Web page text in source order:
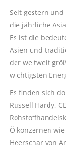
Seit gestern
die jährliche
Es ist die
Asien und
der weltweit
wichtigsten
Es finden sich
Russell Hardy,
Ölkonzernen
Heerschar von